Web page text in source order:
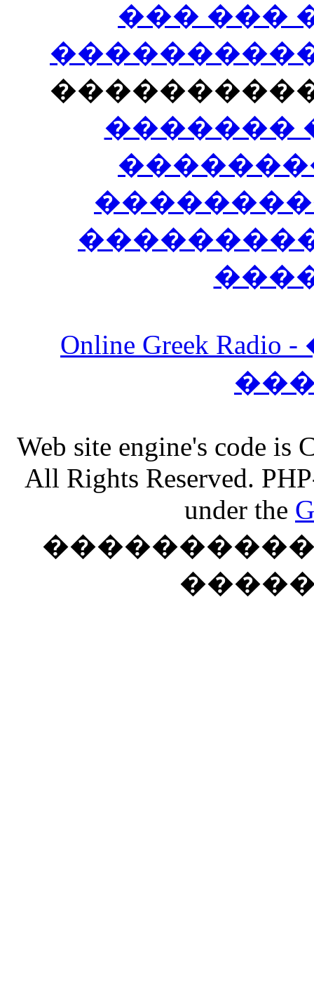
��� ���
�������
Online Greek
Web site engine's code
All Rights Reserved.
under the
����������